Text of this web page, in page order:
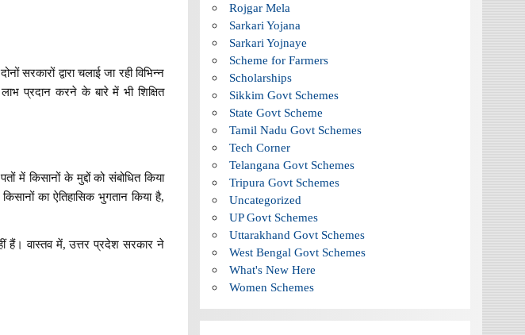
सरकारों द्वारा चलाई जा रही विभिन्न
प्रदान करने के बारे में भी शिक्षित
में किसानों के मुद्दों को संबोधित किया
का ऐतिहासिक भुगतान किया है,
हैं। वास्तव में, उत्तर प्रदेश सरकार ने
Rojgar Mela
Sarkari Yojana
Sarkari Yojnaye
Scheme for Farmers
Scholarships
Sikkim Govt Schemes
State Govt Scheme
Tamil Nadu Govt Schemes
Tech Corner
Telangana Govt Schemes
Tripura Govt Schemes
Uncategorized
UP Govt Schemes
Uttarakhand Govt Schemes
West Bengal Govt Schemes
What's New Here
Women Schemes